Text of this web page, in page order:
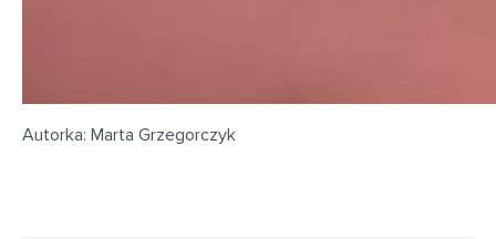
Autorka: Marta Grzegorczyk